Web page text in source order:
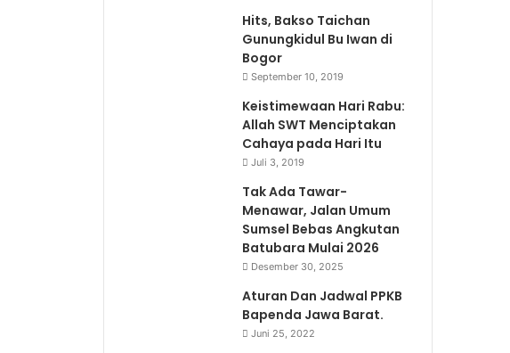
Hits, Bakso Taichan
Gunungkidul Bu Iwan di
Bogor
September 10, 2019
Keistimewaan Hari Rabu:
Allah SWT Menciptakan
Cahaya pada Hari Itu
Juli 3, 2019
Tak Ada Tawar-
Menawar, Jalan Umum
Sumsel Bebas Angkutan
Batubara Mulai 2026
Desember 30, 2025
Aturan Dan Jadwal PPKB
Bapenda Jawa Barat.
Juni 25, 2022